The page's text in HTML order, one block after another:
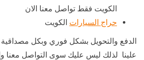
الكويت فقط تواصل معنا الان
حراج السيارات الكويت
الدفع والتحويل بشكل فوري وبكل مصداقية
علينا لذلك ليس عليك سوى التواصل معنا